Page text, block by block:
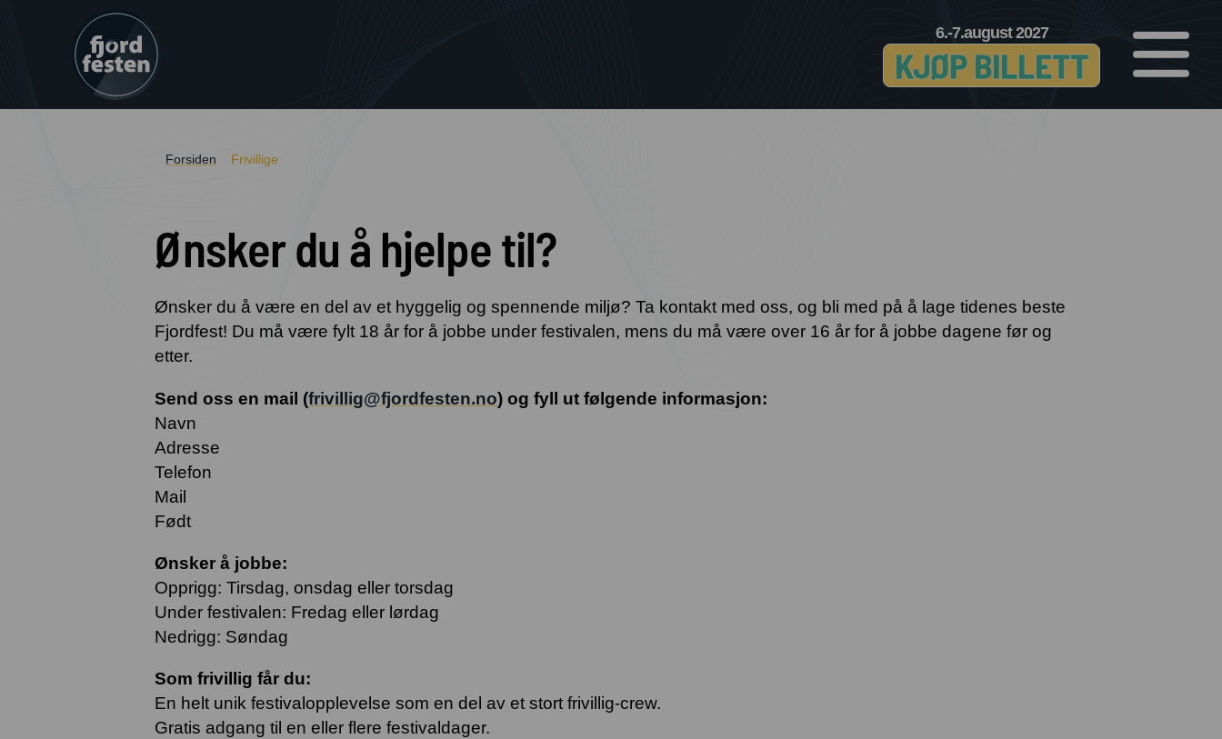
6.-7.august 2027
KJØP BILLETT
Forsiden Frivillige
Ønsker du å hjelpe til?
Ønsker du å være en del av et hyggelig og spennende miljø? Ta kontakt med oss, og bli med på å lage tidenes beste
Fjordfest! Du må være fylt 18 år for å jobbe under festivalen, mens du må være over 16 år for å jobbe dagene før og
etter.
Send oss en mail (frivillig@fjordfesten.no) og fyll ut følgende informasjon:
Navn
Adresse
Telefon
Mail
Født
Ønsker å jobbe:
Opprigg: Tirsdag, onsdag eller torsdag
Under festivalen: Fredag eller lørdag
Nedrigg: Søndag
Som frivillig får du:
En helt unik festivalopplevelse som en del av et stort frivillig-crew.
Gratis adgang til en eller flere festivaldager.